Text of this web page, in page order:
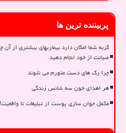
پربیننده ترین ها
گربه شما امکان دارد بیماریهای بیشتری از آن
صیانت از خود انجام دهید
چرا رگ های دست متورم می شوند
هر اهدای خون سه شانس زندگی
مکمل جوان سازی پوست از تبلیغات تا واقعیت!